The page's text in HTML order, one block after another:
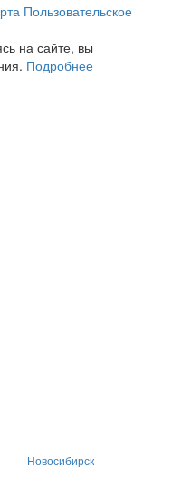
Пользовательское
на сайте, вы
Подробнее
Новосибирск